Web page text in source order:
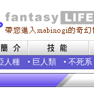
人種 • 巨人類 • 不死系